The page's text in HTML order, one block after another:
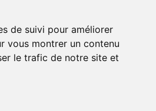
de suivi pour améliorer
vous montrer un contenu
le trafic de notre site et
chez vous ou
ou en points relais